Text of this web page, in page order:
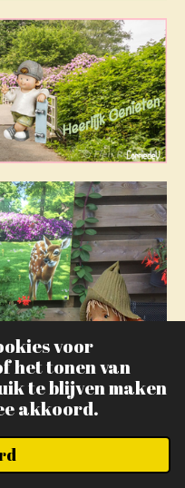
voor
het tonen van
te blijven maken
akkoord.